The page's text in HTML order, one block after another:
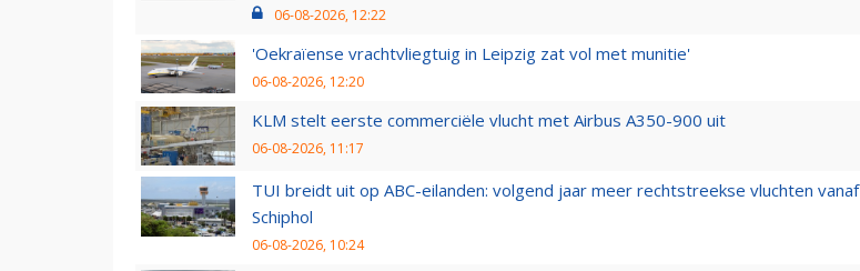
06-08-2026, 12:22
'Oekraïense vrachtvliegtuig in Leipzig zat vol met munitie'
06-08-2026, 12:20
KLM stelt eerste commerciële vlucht met Airbus A350-900 uit
06-08-2026, 11:17
TUI breidt uit op ABC-eilanden: volgend jaar meer rechtstreekse vluchten vanaf
Schiphol
06-08-2026, 10:24